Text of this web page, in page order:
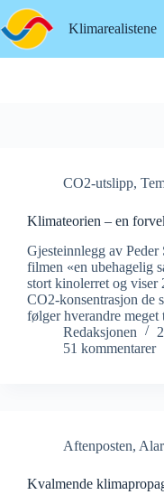
Hopp
til
innholdet
Klimarealistene
CO2-utslipp,
Klimateorien – en
Gjesteinnlegg av
filmen «en ubehagelig
stort kinolerret og viser
CO2-konsentrasjon de
følger hverandre
Redaksjonen
51 kommentarer
Aftenposten,
Kvalmende